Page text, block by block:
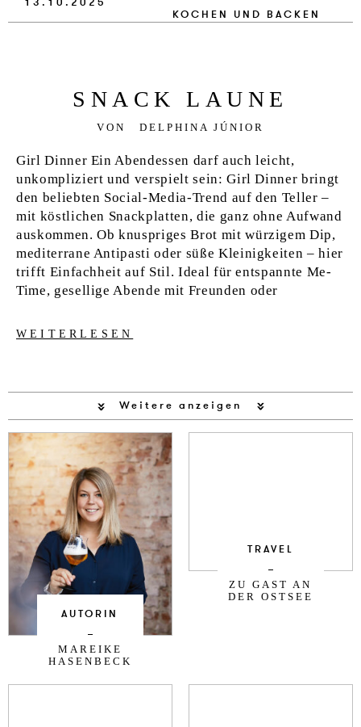
VERLAG
SHOP
KOCHEN UND BACKEN
SNACK LAU­NE
VON DELPHINA JÚNIOR
Girl Dinner Ein Abendessen darf auch leicht,
unkompliziert und verspielt sein: Girl Dinner bringt
den beliebten Social-Media-Trend auf den Teller –
mit köstlichen Snackplatten, die ganz ohne Aufwand
auskommen. Ob knuspriges Brot mit würzigem Dip,
mediterrane Antipasti oder süße Kleinigkeiten – hier
trifft Einfachheit auf Stil. Ideal für entspannte Me-
Time, gesellige Abende mit Freunden oder
WEITERLESEN
Weitere anzeigen
AUTORIN
MAREIKE
HASENBECK
TRAVEL
ZU GAST AN
DER OSTSEE